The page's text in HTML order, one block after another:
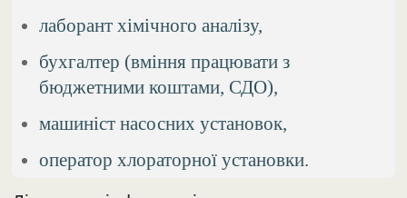
лаборант хімічного аналізу,
бухгалтер (вміння працювати з
бюджетними коштами, СДО),
машиніст насосних установок,
оператор хлораторної установки.